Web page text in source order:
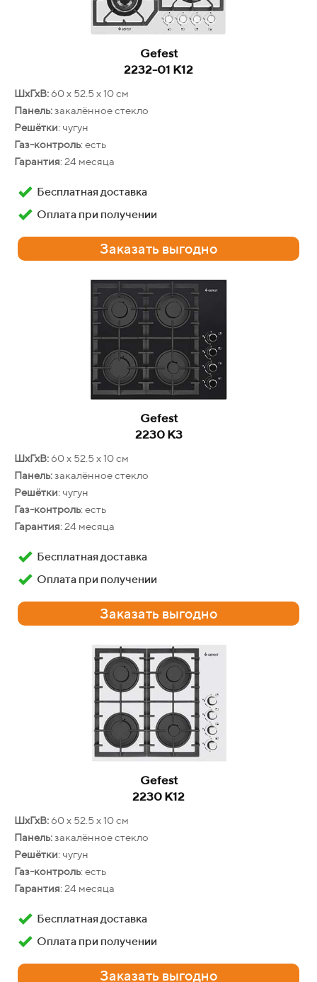
Gefest
2232-01 К12
ШхГхВ: 60 х 52.5 х 10 см
Панель:закалённое стекло
Решётки: чугун
Газ-контроль: есть
Гарантия: 24 месяца
Бесплатная доставка
Оплата при получении
Заказать выгодно
Gefest
2230 К3
ШхГхВ: 60 х 52.5 х 10 см
Панель:закалённое стекло
Решётки: чугун
Газ-контроль: есть
Гарантия: 24 месяца
Бесплатная доставка
Оплата при получении
Заказать выгодно
Gefest
2230 К12
ШхГхВ: 60 х 52.5 х 10 см
Панель:закалённое стекло
Решётки: чугун
Газ-контроль: есть
Гарантия: 24 месяца
Бесплатная доставка
Оплата при получении
Заказать выгодно
Gefest
ДА 622-02 Б
ШхГхВ:59.8 х 56.5 х 59.5 см
Фасад:стеклянный
Объём: 55 л
Конвекция: есть
Гарантия: 24 месяца
Оплата при получении
Заказать выгодно
ДА 602-01 А
ШхГхВ:59.8 х 56.5 х 59.5 см
Фасад:эмалированная сталь
Объём: 55 л
Очистка: традиционная
Гарантия: 24 месяца
Бесплатная доставка
Заказать выгодно
Gefest
ШхГхВ:59.8 х 56.5 х 59.5 см
Фасад:нержавеющая сталь
Объём
Конвекция
Очистка: традиционная
Гарантия: 24 месяца